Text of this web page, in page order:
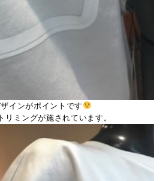
インがポイントです
リミングが施されています。